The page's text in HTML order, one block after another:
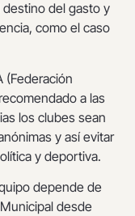
destino del gasto y
como el caso
(Federación
a las
los clubes sean
y así evitar
y deportiva.
depende de
desde